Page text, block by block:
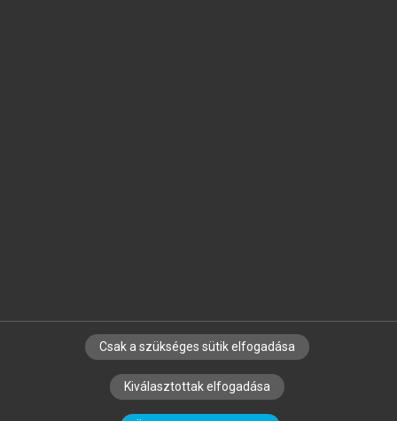
SZERZŐKNEK CÉGEKNEK KÖNYVTÁROSOKNAK
SZERKESZTÉSI ÉS LEKTORÁLÁSI ALAPELVEK
Csak a szükséges sütik elfogadása
Kiválasztottak elfogadása